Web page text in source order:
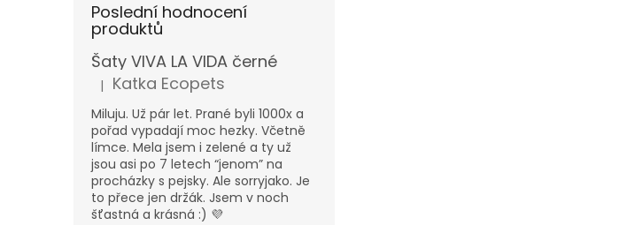
Poslední hodnocení
produktů
Šaty VIVA LA VIDA černé
Hodnocení produktu je 5 z 5 hvězdiček.
| Katka Ecopets
Miluju. Už pár let. Prané byli 1000x a
pořad vypadají moc hezky. Včetně
límce. Mela jsem i zelené a ty už
jsou asi po 7 letech “jenom” na
procházky s pejsky. Ale sorryjako. Je
to přece jen držák. Jsem v noch
šťastná a krásná :) 💜